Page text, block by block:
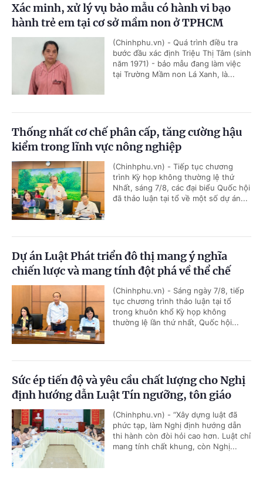
Xác minh, xử lý vụ bảo mẫu có hành vi bạo
hành trẻ em tại cơ sở mầm non ở TPHCM
(Chinhphu.vn) - Quá trình điều tra
bước đầu xác định Triệu Thị Tâm (sinh
năm 1971) - bảo mẫu đang làm việc
tại Trường Mầm non Lá Xanh, là...
Thống nhất cơ chế phân cấp, tăng cường hậu
kiểm trong lĩnh vực nông nghiệp
(Chinhphu.vn) - Tiếp tục chương
trình Kỳ họp không thường lệ thứ
Nhất, sáng 7/8, các đại biểu Quốc hội
đã thảo luận tại tổ về một số dự án...
Dự án Luật Phát triển đô thị mang ý nghĩa
chiến lược và mang tính đột phá về thể chế
(Chinhphu.vn) - Sáng ngày 7/8, tiếp
tục chương trình thảo luận tại tổ
trong khuôn khổ Kỳ họp không
thường lệ lần thứ nhất, Quốc hội...
Sức ép tiến độ và yêu cầu chất lượng cho Nghị
định hướng dẫn Luật Tín ngưỡng, tôn giáo
(Chinhphu.vn) - “Xây dựng luật đã
phức tạp, làm Nghị định hướng dẫn
thi hành còn đòi hỏi cao hơn. Luật chỉ
mang tính chất khung, còn Nghị...